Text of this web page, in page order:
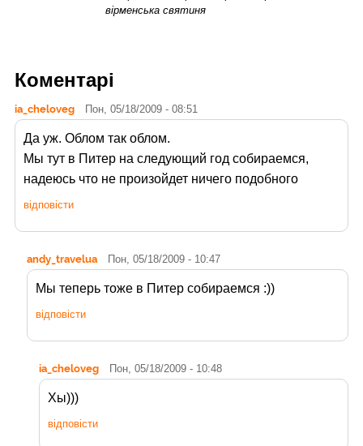
вірменська святиня
Коментарі
ia_cheloveg Пон, 05/18/2009 - 08:51
Да уж. Облом так облом.
Мы тут в Питер на следующий год собираемся,
надеюсь что не произойдет ничего подобного
відповісти
andy_travelua Пон, 05/18/2009 - 10:47
Мы теперь тоже в Питер собираемся :))
відповісти
ia_cheloveg Пон, 05/18/2009 - 10:48
Хы)))
відповісти